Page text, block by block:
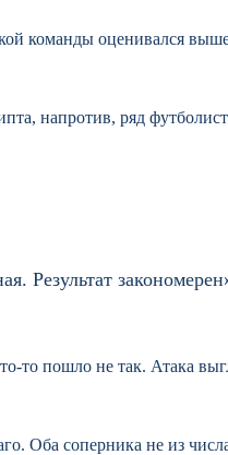
команды оценивался
напротив, ряд
Результат
то пошло не так. Атака
Оба соперника не из